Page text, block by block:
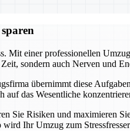
Mit einer professionellen
sondern auch Nerven und
übernimmt diese
das Wesentliche
Sie Risiken und maximieren
Ihr Umzug zum